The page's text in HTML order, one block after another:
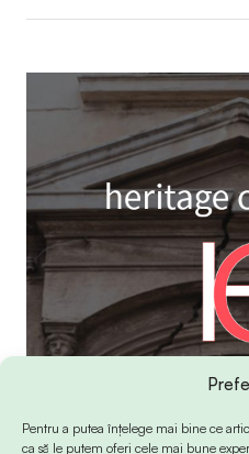
Pentru a putea înțelege mai bine ce
ca să le putem oferi cele mai bune